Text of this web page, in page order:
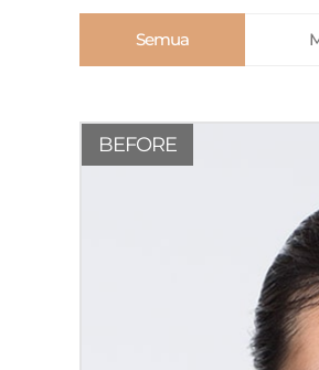
Semua
BEFORE